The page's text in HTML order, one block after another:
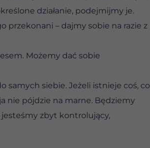
działanie, podejmijmy je.
przekonani – dajmy sobie na razie z
Możemy dać sobie
samych siebie. Jeżeli istnieje coś, co
nie pójdzie na marne. Będziemy
jesteśmy zbyt kontrolujący,